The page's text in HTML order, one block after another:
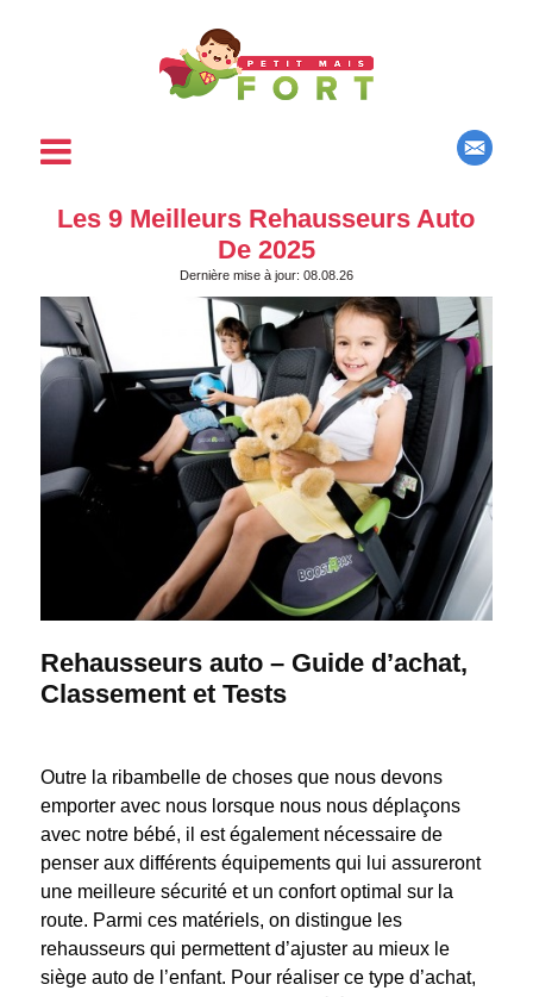
Les 9 Meilleurs Rehausseurs Auto
De 2025
Dernière mise à jour: 08.08.26
Rehausseurs auto – Guide d’achat,
Classement et Tests
Outre la ribambelle de choses que nous devons
emporter avec nous lorsque nous nous déplaçons
avec notre bébé, il est également nécessaire de
penser aux différents équipements qui lui assureront
une meilleure sécurité et un confort optimal sur la
route. Parmi ces matériels, on distingue les
rehausseurs qui permettent d’ajuster au mieux le
siège auto de l’enfant. Pour réaliser ce type d’achat,